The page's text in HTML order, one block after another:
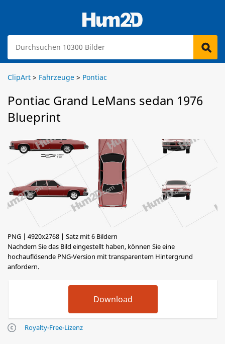
ClipArt > Fahrzeuge > Pontiac
Pontiac Grand LeMans sedan 1976
Blueprint
PNG | 4920x2768 | Satz mit 6 Bildern
Nachdem Sie das Bild eingestellt haben, können Sie eine
hochauflösende PNG-Version mit transparentem Hintergrund
anfordern.
Royalty-Free-Lizenz